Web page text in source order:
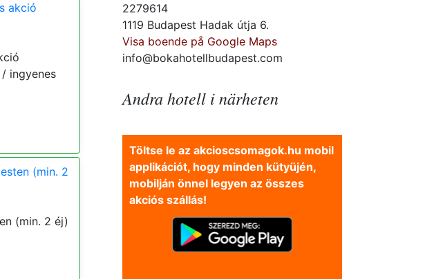
akció
ingyenes
(min. 2
(min. 2 éj)
2279614
1119 Budapest Hadak útja 6.
Visa boende på Google Maps
info@bokahotellbudapest.com
Andra hotell i närheten
Töltse le az akcioscsomagok.hu mobil
applikációt, hogy minden kütyüjén,
mobilján önnel legyen az összes
akciós szállás!